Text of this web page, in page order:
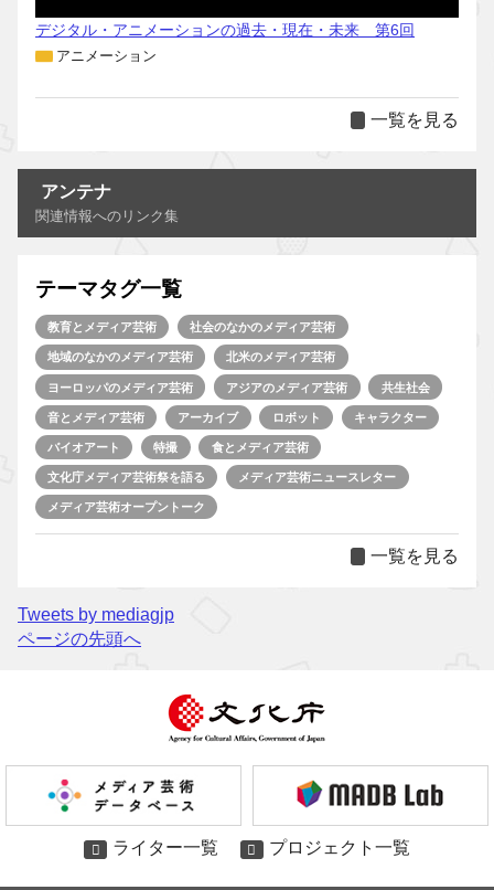
デジタル・アニメーションの過去・現在・未来 第6回
アニメーション
一覧を見る
アンテナ
関連情報へのリンク集
テーマタグ一覧
教育とメディア芸術 社会のなかのメディア芸術
地域のなかのメディア芸術 北米のメディア芸術
ヨーロッパのメディア芸術 アジアのメディア芸術 共生社会
音とメディア芸術 アーカイブ ロボット キャラクター
バイオアート 特撮 食とメディア芸術
文化庁メディア芸術祭を語る メディア芸術ニュースレター
メディア芸術オープントーク
一覧を見る
Tweets by mediagjp
ページの先頭へ
ライター一覧 プロジェクト一覧